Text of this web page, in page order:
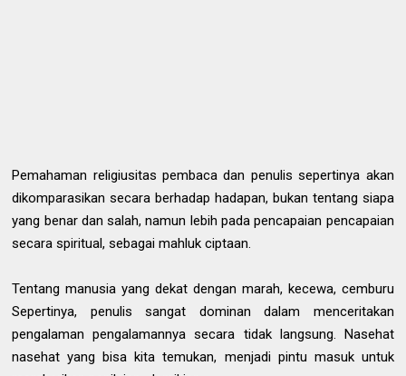
Pemahaman religiusitas pembaca dan penulis sepertinya akan
dikomparasikan secara berhadap hadapan, bukan tentang siapa
yang benar dan salah, namun lebih pada pencapaian pencapaian
secara spiritual, sebagai mahluk ciptaan.
Tentang manusia yang dekat dengan marah, kecewa, cemburu
Sepertinya, penulis sangat dominan dalam menceritakan
pengalaman pengalamannya secara tidak langsung. Nasehat
nasehat yang bisa kita temukan, menjadi pintu masuk untuk